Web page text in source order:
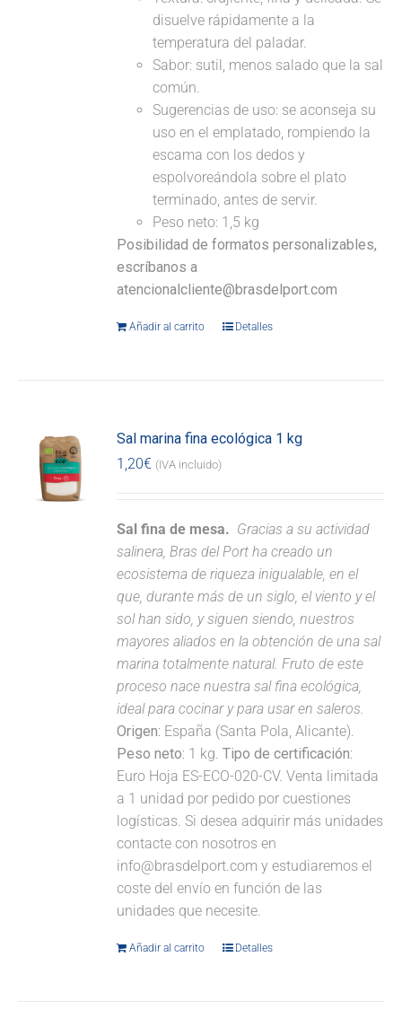
disuelve rápidamente a la
temperatura del paladar.
Sabor: sutil, menos salado que la sal
común.
Sugerencias de uso: se aconseja su
uso en el emplatado, rompiendo la
escama con los dedos y
espolvoreándola sobre el plato
terminado, antes de servir.
Peso neto: 1,5 kg
Posibilidad de formatos personalizables,
escríbanos a
atencionalcliente@brasdelport.com
Añadir al carrito Detalles
Sal marina fina ecológica 1 kg
1,20€ (IVA incluido)
Sal fina de mesa. Gracias a su actividad
salinera, Bras del Port ha creado un
ecosistema de riqueza inigualable, en el
que, durante más de un siglo, el viento y el
sol han sido, y siguen siendo, nuestros
mayores aliados en la obtención de una sal
marina totalmente natural. Fruto de este
proceso nace nuestra sal fina ecológica,
ideal para cocinar y para usar en saleros.
Origen: España (Santa Pola, Alicante).
Peso neto: 1 kg.Tipo de certificación:
Euro Hoja ES-ECO-020-CV. Venta limitada
a 1 unidad por pedido por cuestiones
logísticas. Si desea adquirir más unidades
contacte con nosotros en
info@brasdelport.com y estudiaremos el
coste del envío en función de las
unidades que necesite.
Añadir al carrito Detalles